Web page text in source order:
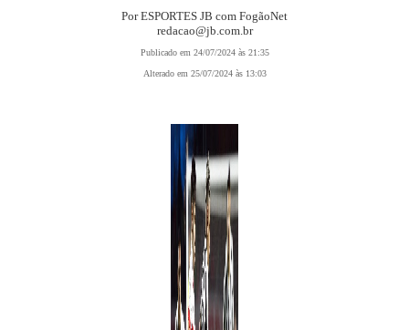
Por ESPORTES JB com FogãoNet
redacao@jb.com.br
Publicado em 24/07/2024 às 21:35
Alterado em 25/07/2024 às 13:03